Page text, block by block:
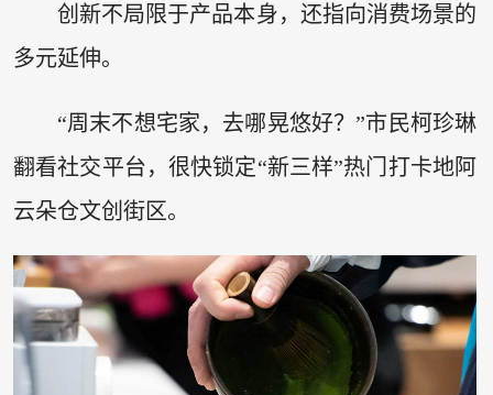
创新不局限于产品本身，还指向消费场景的
多元延伸。
“周末不想宅家，去哪晃悠好？”市民柯珍琳
翻看社交平台，很快锁定“新三样”热门打卡地阿
云朵仓文创街区。